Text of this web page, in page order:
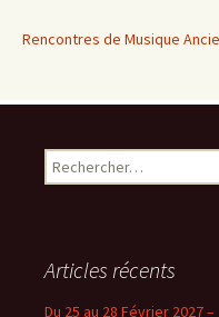
Rencontres de Musique
Rechercher :
Articles récents
Du 25 au 28 Février 2027 –